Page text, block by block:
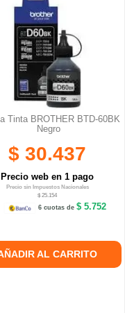
Tinta BROTHER BTD-60BK
Negro
$ 30.437
Precio web en 1 pago
Precio sin Impuestos Nacionales
$ 25.154
6 cuotas de $ 5.752
AL CARRITO